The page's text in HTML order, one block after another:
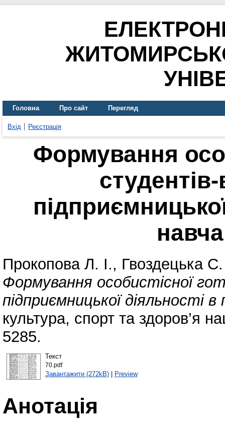
Головна Про сайт Перегляд
Вхід Реєстрація
Формування
Прокопова Л. І., Гвоздецька
Формування особистісної
підприємницької діяльності в
культура, спорт та здоров’я
5285.
Текст
70.pdf
Завантажити (272kB)| Preview
Анотація